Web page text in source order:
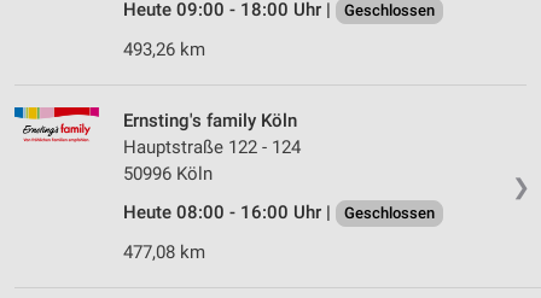
Heute 09:00 - 18:00 Uhr | Geschlossen
493,26 km
❯
Ernsting's family Köln
Hauptstraße 122 - 124
50996 Köln
Heute 08:00 - 16:00 Uhr |
Geschlossen
477,08 km
Geräte anhand von aktiv angeforderten
Informationen identifizieren
Nicht-IAB-Verarbeitungszwecke:
Performance